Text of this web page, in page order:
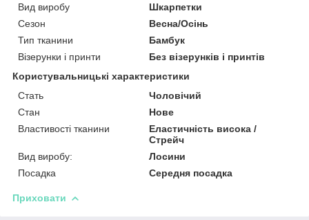
Вид виробу
Шкарпетки
Сезон
Весна/Осінь
Тип тканини
Бамбук
Візерунки і принти
Без візерунків і принтів
Користувальницькі характеристики
Стать
Чоловічий
Стан
Нове
Властивості тканини
Еластичність висока /
Стрейч
Вид виробу:
Лосини
Посадка
Середня посадка
Приховати